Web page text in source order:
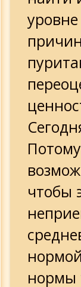
чтобы
нормы